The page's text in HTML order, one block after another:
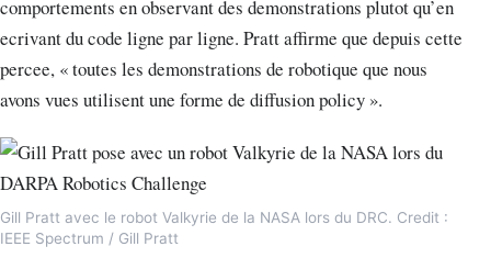
comportements en observant des demonstrations plutot qu’en
ecrivant du code ligne par ligne. Pratt affirme que depuis cette
percee, « toutes les demonstrations de robotique que nous
avons vues utilisent une forme de diffusion policy ».
Gill Pratt avec le robot Valkyrie de la NASA lors du DRC. Credit :
IEEE Spectrum / Gill Pratt